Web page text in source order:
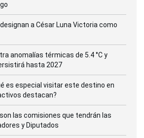
a César Luna Victoria como
anomalías térmicas de 5.4 °C y
hasta 2027
es especial visitar este destino en
destacan?
las comisiones que tendrán las
y Diputados